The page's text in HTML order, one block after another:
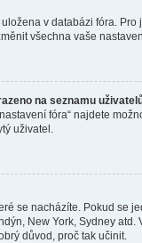
v databázi fóra.
všechna vaše
na seznamu
fóra“ najdete
uživatel.
se nacházíte. Pokud se
New York, Sydney
důvod, proč tak učinit.